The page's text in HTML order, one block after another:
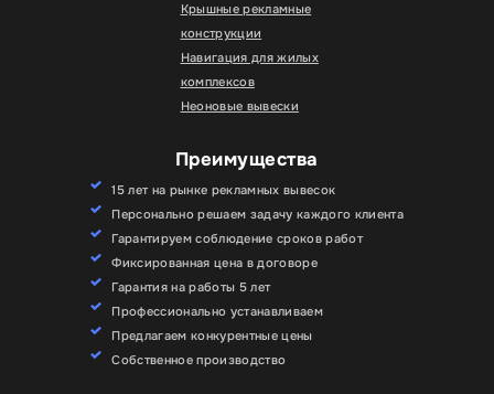
Крышные рекламные
конструкции
Навигация для жилых
комплексов
Неоновые вывески
Преимущества
15 лет на рынке рекламных вывесок
Персонально решаем задачу каждого клиента
Гарантируем соблюдение сроков работ
Фиксированная цена в договоре
Гарантия на работы 5 лет
Профессионально устанавливаем
Предлагаем конкурентные цены
Собственное производство